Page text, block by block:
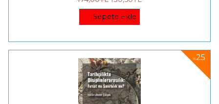
Sepete Ekle
%25